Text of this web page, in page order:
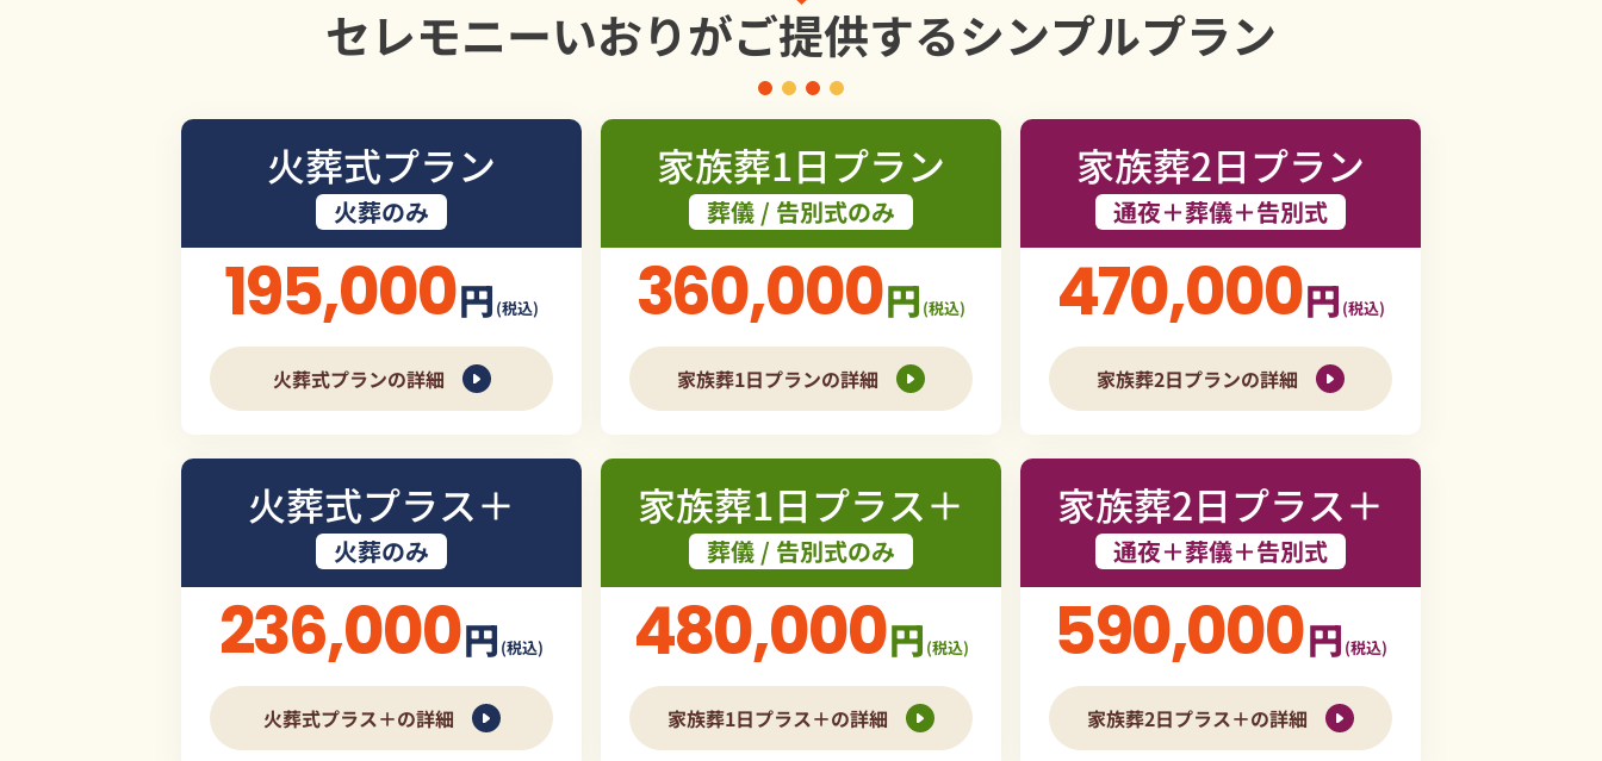
セレモニーいおりがご提供するシンプルプラン
火葬式プラン
火葬のみ
195,000円 (税込)
火葬式プランの詳細
家族葬1日プラン
葬儀 / 告別式のみ
360,000円 (税込)
家族葬1日プランの詳細
家族葬2日プラン
通夜＋葬儀＋告別式
470,000円 (税込)
家族葬2日プランの詳細
火葬式プラス＋
火葬のみ
236,000円 (税込)
火葬式プラス＋の詳細
家族葬1日プラス＋
葬儀 / 告別式のみ
480,000円 (税込)
家族葬1日プラス＋の詳細
家族葬2日プラス＋
通夜＋葬儀＋告別式
590,000円 (税込)
家族葬2日プラス＋の詳細